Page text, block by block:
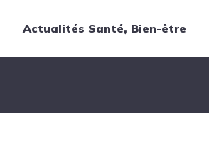
Actualités Santé, Bien-être